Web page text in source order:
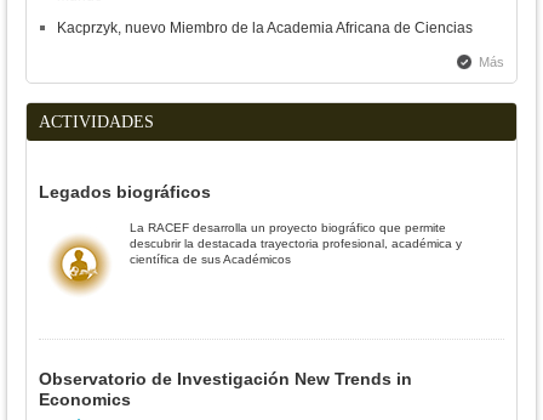
Kacprzyk, nuevo Miembro de la Academia Africana de Ciencias
Más
ACTIVIDADES
Legados biográficos
La RACEF desarrolla un proyecto biográfico que permite
descubrir la destacada trayectoria profesional, académica y
científica de sus Académicos
Observatorio de Investigación New Trends in
Economics